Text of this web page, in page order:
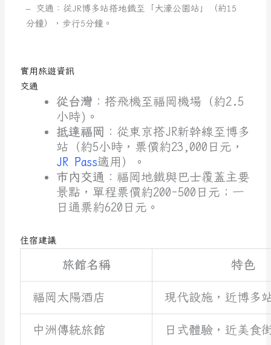
– 交通：從JR博多站搭地鐵至「大濠公園站」（約15
分鐘），步行5分鐘。
實用旅遊資訊
交通
從台灣 ：搭飛機至福岡機場（約2.5
小時)。
抵達福岡 ：從東京搭JR新幹線至博多
站（約5小時，票價約23,000日元，
JR Pass適用）。
市內交通 ：福岡地鐵與巴士覆蓋主要
景點，單程票價約200-500日元；一
日通票約620日元。
住宿建議
旅館名稱 特色
福岡太陽酒店 現代設施，近博多
中洲傳統旅館 日式體驗，近美食